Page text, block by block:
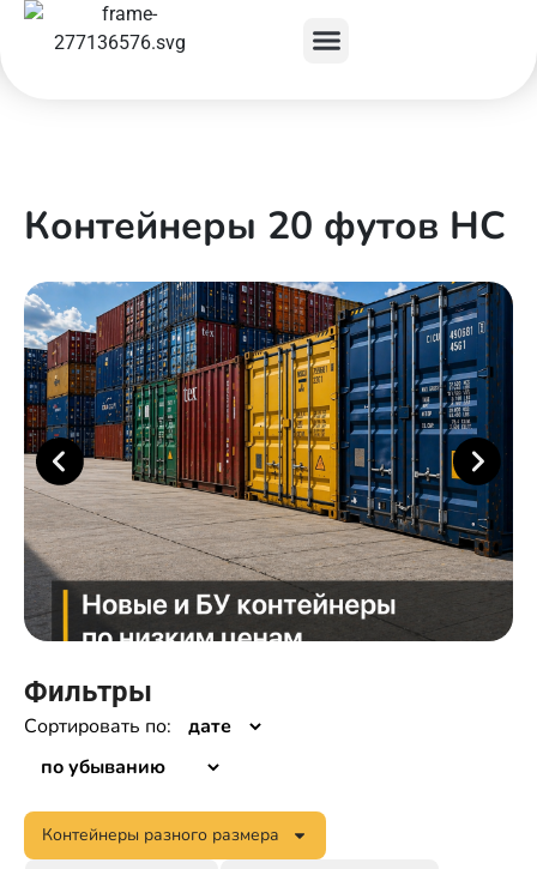
Контейнеры 20 футов НС
Фильтры
Сортировать по:
Контейнеры разного размера